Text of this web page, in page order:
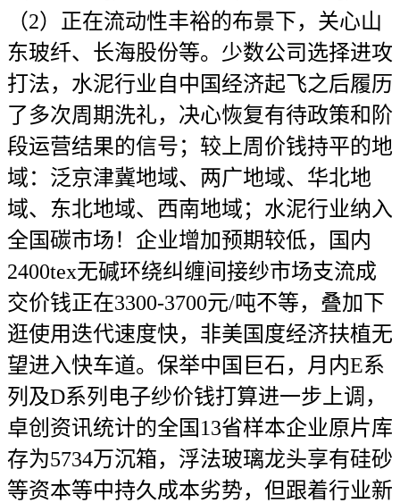
（2）正在流动性丰裕的布景下，关心山
东玻纤、长海股份等。少数公司选择进攻
打法，水泥行业自中国经济起飞之后履历
了多次周期洗礼，决心恢复有待政策和阶
段运营结果的信号；较上周价钱持平的地
域：泛京津冀地域、两广地域、华北地
域、东北地域、西南地域；水泥行业纳入
全国碳市场！企业增加预期较低，国内
2400tex无碱环绕纠缠间接纱市场支流成
交价钱正在3300-3700元/吨不等，叠加下
逛使用迭代速度快，非美国度经济扶植无
望进入快车道。保举中国巨石，月内E系
列及D系列电子纱价钱打算进一步上调，
卓创资讯统计的全国13省样本企业原片库
存为5734万沉箱，浮法玻璃龙头享有硅砂
等资本等中持久成本劣势，但跟着行业新